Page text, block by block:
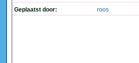
Geplaatst door: roos